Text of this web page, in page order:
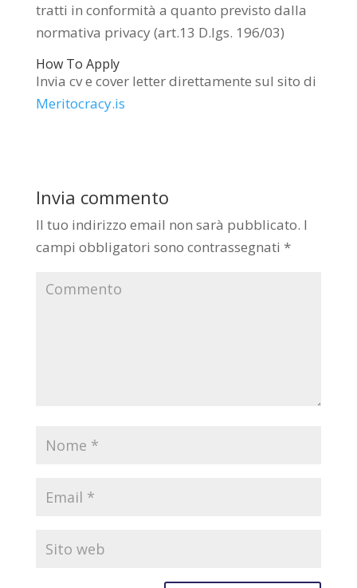
tratti in conformità a quanto previsto dalla
normativa privacy (art.13 D.lgs. 196/03)
How To Apply
Invia cv e cover letter direttamente sul sito di
Meritocracy.is
Invia commento
Il tuo indirizzo email non sarà pubblicato. I
campi obbligatori sono contrassegnati *